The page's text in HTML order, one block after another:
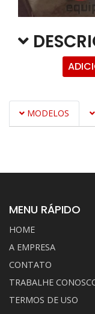
MODELOS
MENU RÁPIDO
HOME
A EMPRESA
CONTATO
TRABALHE
TERMOS DE USO